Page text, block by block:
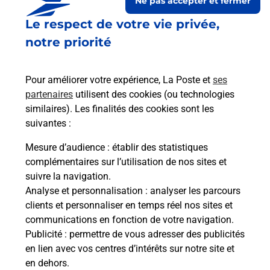
Le respect de votre vie privée,
notre priorité
Pour améliorer votre expérience, La Poste et ses
partenaires utilisent des cookies (ou technologies
similaires). Les finalités des cookies sont les
suivantes :
Mesure d’audience : établir des statistiques
complémentaires sur l’utilisation de nos sites et
suivre la navigation.
Analyse et personnalisation : analyser les parcours
clients et personnaliser en temps réel nos sites et
communications en fonction de votre navigation.
Publicité : permettre de vous adresser des publicités
en lien avec vos centres d’intérêts sur notre site et
en dehors.
Prochaine collecte du courrierlundià 09h00
2 Route De Ponson
65320 Oroix
Itinéraire
Le lien s'ouvre dans un nouvel onglet